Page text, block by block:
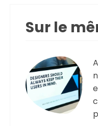
Sur le